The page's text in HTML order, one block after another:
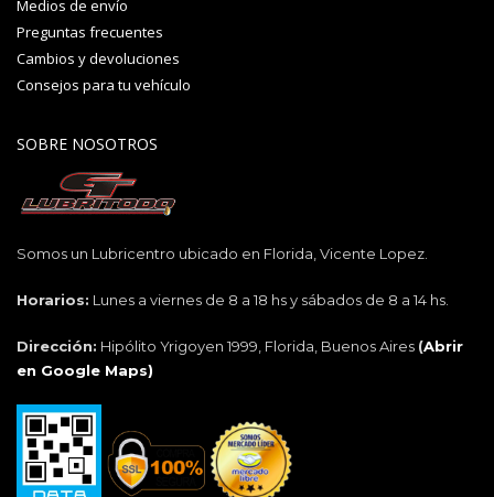
Medios de envío
Preguntas frecuentes
Cambios y devoluciones
Consejos para tu vehículo
SOBRE NOSOTROS
Somos un Lubricentro ubicado en Florida, Vicente Lopez.
Horarios: Lunes a viernes de 8 a 18 hs y sábados de 8 a 14 hs.
Dirección: Hipólito Yrigoyen 1999, Florida, Buenos Aires (Abrir
en Google Maps)